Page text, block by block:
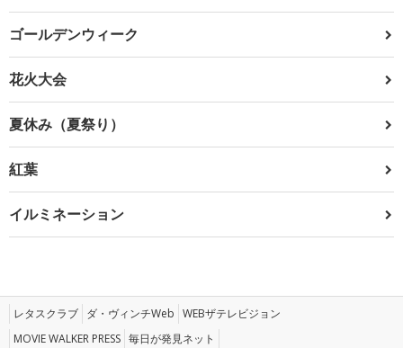
ゴールデンウィーク
花火大会
夏休み（夏祭り）
紅葉
イルミネーション
レタスクラブ ダ・ヴィンチWeb WEBザテレビジョン
MOVIE WALKER PRESS 毎日が発見ネット